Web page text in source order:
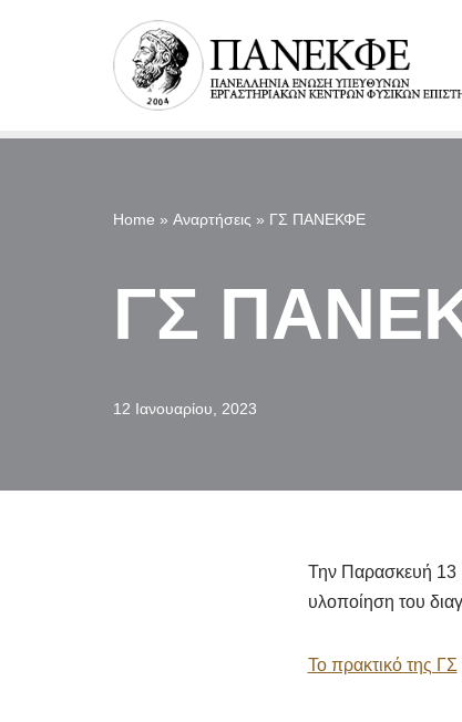
Μεταπηδήστε
Home » Αναρτήσεις » ΓΣ ΠΑΝΕΚΦΕ
ΓΣ
12 Ιανουαρίου, 2023
Την Παρασκευή 13
υλοποίηση του
Το πρακτικό της ΓΣ